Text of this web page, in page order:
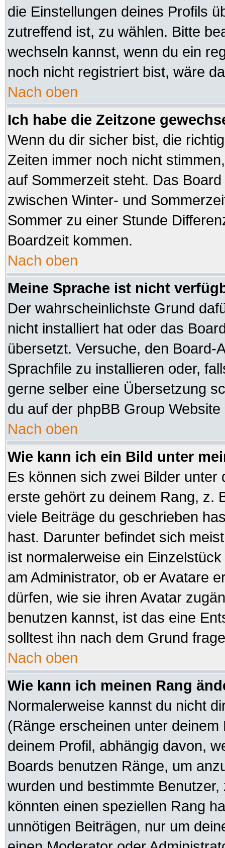
die Einstellungen deines Profils
zutreffend ist, zu wählen. Bitte
wechseln kannst, wenn du ein
noch nicht registriert bist, wäre
Nach oben
Ich habe die Zeitzone
Wenn du dir sicher bist, die
Zeiten immer noch nicht
auf Sommerzeit steht. Das
zwischen Winter- und
Sommer zu einer Stunde
Boardzeit kommen.
Nach oben
Meine Sprache ist nicht
Der wahrscheinlichste Grund
nicht installiert hat oder das
übersetzt. Versuche, den
Sprachfile zu installieren oder,
gerne selber eine Übersetzung
du auf der phpBB Group
Nach oben
Wie kann ich ein Bild unter
Es können sich zwei Bilder
erste gehört zu deinem Rang, z.
viele Beiträge du geschrieben
hast. Darunter befindet sich
ist normalerweise ein
am Administrator, ob er Avatare
dürfen, wie sie ihren Avatar
benutzen kannst, ist das eine
solltest ihn nach dem Grund
Nach oben
Wie kann ich meinen Rang
Normalerweise kannst du nicht
(Ränge erscheinen unter
deinem Profil, abhängig davon,
Boards benutzen Ränge, um
wurden und bestimmte
könnten einen speziellen Rang
unnötigen Beiträgen, nur um